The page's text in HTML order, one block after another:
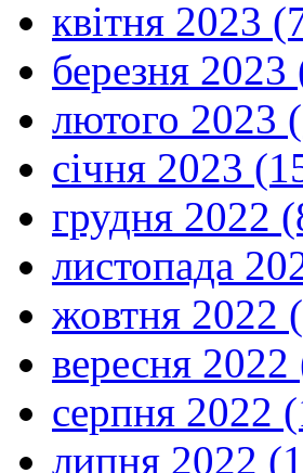
квітня 2023
березня 2023
лютого 2023
січня 2023
грудня 2022
листопада
жовтня 2022
вересня 2022
серпня 2022
липня 2022